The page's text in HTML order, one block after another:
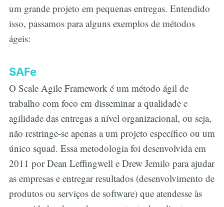
um grande projeto em pequenas entregas. Entendido
isso, passamos para alguns exemplos de métodos
ágeis:
SAFe
O Scale Agile Framework é um método ágil de
trabalho com foco em disseminar a qualidade e
agilidade das entregas a nível organizacional, ou seja,
não restringe-se apenas a um projeto específico ou um
único squad. Essa metodologia foi desenvolvida em
2011 por Dean Leffingwell e Drew Jemilo para ajudar
as empresas e entregar resultados (desenvolvimento de
produtos ou serviços de software) que atendesse às